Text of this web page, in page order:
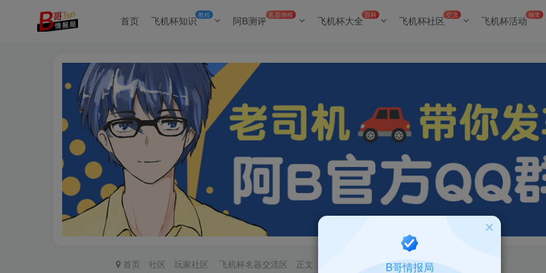
首页 飞机杯知识教程 阿B测评 名器倒模 飞机杯大全百科 飞机杯社区交流 飞机杯活动抽奖
首页 社区 玩家社区 飞机杯名器交流区 正文 B哥情报局